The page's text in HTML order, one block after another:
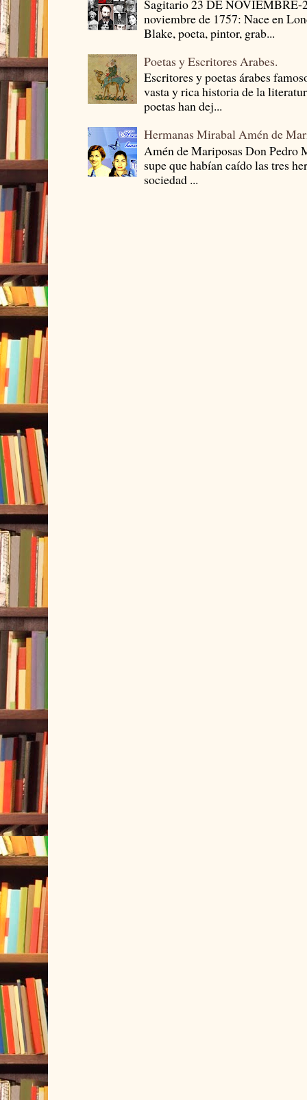
Sagitario 23 DE
noviembre de 1757: Nace en
Blake, poeta, pintor, grab...
Poetas y Escritores Arabes.
Escritores y poetas árabes
vasta y rica historia de la
poetas han dej...
Hermanas Mirabal Amén de
Amén de Mariposas Don
supe que habían caído las tres
sociedad ...